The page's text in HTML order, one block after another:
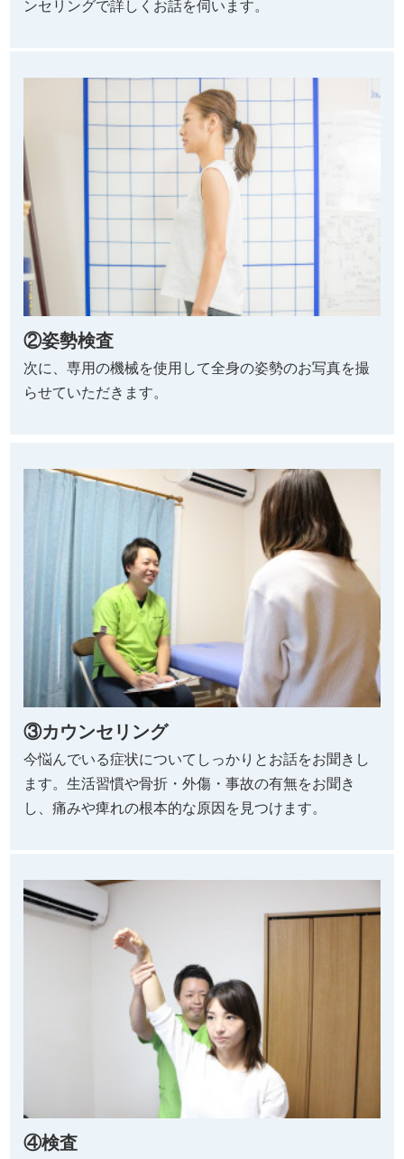
ンセリングで詳しくお話を伺います。
②姿勢検査
次に、専用の機械を使用して全身の姿勢のお写真を撮
らせていただきます。
③カウンセリング
今悩んでいる症状についてしっかりとお話をお聞きし
ます。生活習慣や骨折・外傷・事故の有無をお聞き
し、痛みや痺れの根本的な原因を見つけます。
④検査